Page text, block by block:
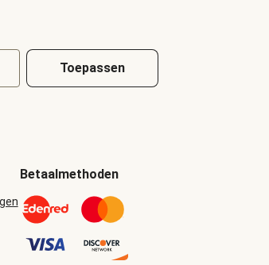
Toepassen
Betaalmethoden